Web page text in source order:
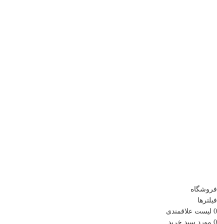
فروشگاه
فیلترها
0 لیست علاقمندی
0 مورد سبد خرید